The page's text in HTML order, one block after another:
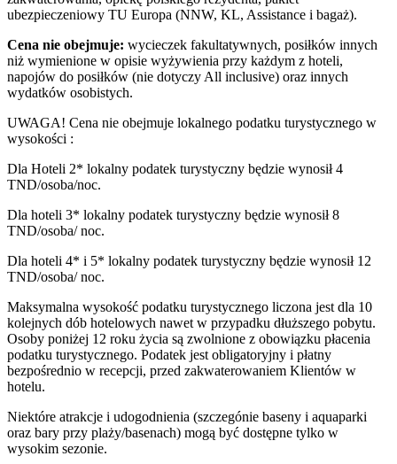
ubezpieczeniowy TU Europa (NNW, KL, Assistance i bagaż).
Cena nie obejmuje: wycieczek fakultatywnych, posiłków innych
niż wymienione w opisie wyżywienia przy każdym z hoteli,
napojów do posiłków (nie dotyczy All inclusive) oraz innych
wydatków osobistych.
UWAGA! Cena nie obejmuje lokalnego podatku turystycznego w
wysokości :
Dla Hoteli 2* lokalny podatek turystyczny będzie wynosił 4
TND/osoba/noc.
Dla hoteli 3* lokalny podatek turystyczny będzie wynosił 8
TND/osoba/ noc.
Dla hoteli 4* i 5* lokalny podatek turystyczny będzie wynosił 12
TND/osoba/ noc.
Maksymalna wysokość podatku turystycznego liczona jest dla 10
kolejnych dób hotelowych nawet w przypadku dłuższego pobytu.
Osoby poniżej 12 roku życia są zwolnione z obowiązku płacenia
podatku turystycznego. Podatek jest obligatoryjny i płatny
bezpośrednio w recepcji, przed zakwaterowaniem Klientów w
hotelu.
Niektóre atrakcje i udogodnienia (szczegónie baseny i aquaparki
oraz bary przy plaży/basenach) mogą być dostępne tylko w
wysokim sezonie.